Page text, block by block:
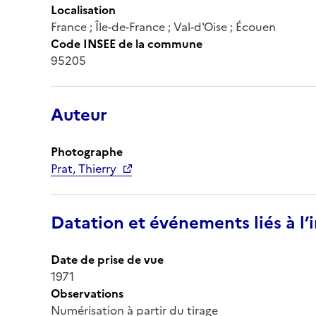
Localisation
France ; Île-de-France ; Val-d'Oise ; Écouen
Code INSEE de la commune
95205
Auteur
Photographe
Prat, Thierry
Datation et événements liés à
Date de prise de vue
1971
Observations
Numérisation à partir du tirage